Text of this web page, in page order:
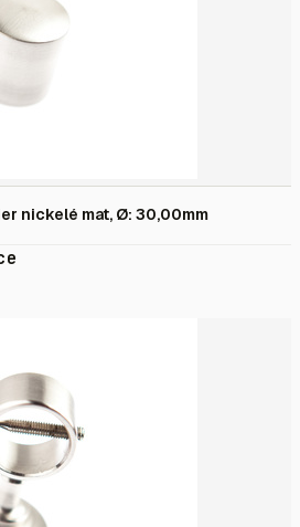
nickelé mat, Ø: 30,00mm